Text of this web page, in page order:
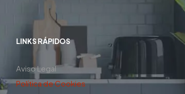
LINKS RÁPIDOS
Aviso Legal
Política de Cookies